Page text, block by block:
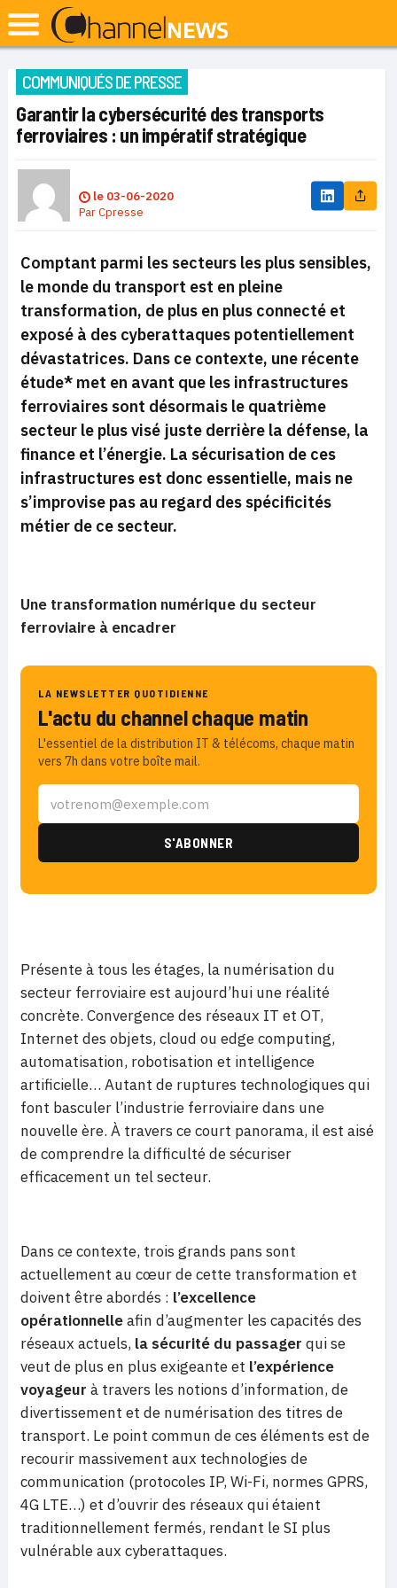
COMMUNIQUÉS DE PRESSE
Garantir la cybersécurité des transports
ferroviaires : un impératif stratégique
le 03-06-2020
ParCpresse
Comptant parmi les secteurs les plus sensibles,
le monde du transport est en pleine
transformation, de plus en plus connecté et
exposé à des cyberattaques potentiellement
dévastatrices. Dans ce contexte, une récente
étude* met en avant que les infrastructures
ferroviaires sont désormais le quatrième
secteur le plus visé juste derrière la défense, la
finance et l’énergie. La sécurisation de ces
infrastructures est donc essentielle, mais ne
s’improvise pas au regard des spécificités
métier de ce secteur.
Une transformation numérique du secteur
ferroviaire à encadrer
LA NEWSLETTER QUOTIDIENNE
L'actu du channel chaque matin
L'essentiel de la distribution IT & télécoms, chaque matin
vers 7h dans votre boîte mail.
Présente à tous les étages, la numérisation du
secteur ferroviaire est aujourd’hui une réalité
concrète. Convergence des réseaux IT et OT,
Internet des objets, cloud ou edge computing,
automatisation, robotisation et intelligence
artificielle… Autant de ruptures technologiques qui
font basculer l’industrie ferroviaire dans une
nouvelle ère. À travers ce court panorama, il est aisé
de comprendre la difficulté de sécuriser
efficacement un tel secteur.
Dans ce contexte, trois grands pans sont
actuellement au cœur de cette transformation et
doivent être abordés : l’excellence
opérationnelleafin d’augmenter les capacités des
réseaux actuels, la sécurité du passager qui se
veut de plus en plus exigeante et l’expérience
voyageur à travers les notions d’information, de
divertissement et de numérisation des titres de
transport. Le point commun de ces éléments est de
recourir massivement aux technologies de
communication (protocoles IP, Wi-Fi, normes GPRS,
4G LTE…) et d’ouvrir des réseaux qui étaient
traditionnellement fermés, rendant le SI plus
vulnérable aux cyberattaques.